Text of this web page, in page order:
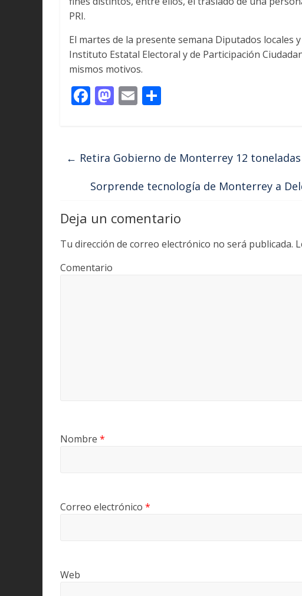
PRI.
El martes de la presente semana Diputados locales
Instituto Estatal Electoral y de Participación
mismos motivos.
F
b
o
M
d
n
E
l p
ti
← Retira Gobierno de Monterrey 12
Sorprende tecnología de Monterrey a
Deja un comentario
Tu dirección de correo electrónico no será publicada.
Comentario
Nombre *
Correo electrónico *
Web